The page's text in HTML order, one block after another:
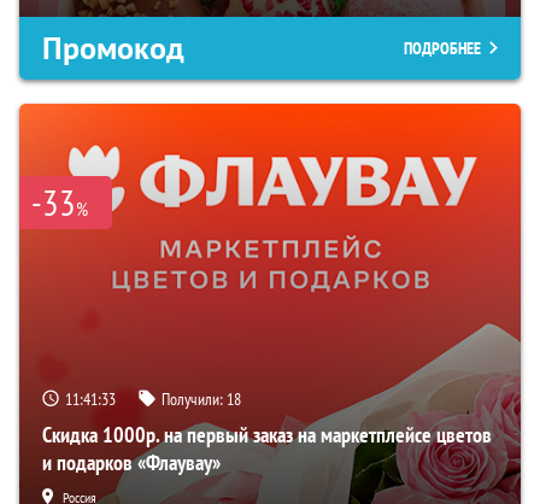
Промокод ПОДРОБНЕЕ
-33%
11:41:32 Получили: 18
Скидка 1000р. на первый заказ на маркетплейсе цветов
и подарков «Флаувау»
Россия